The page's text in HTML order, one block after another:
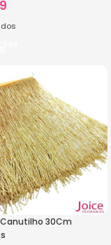
30Cm